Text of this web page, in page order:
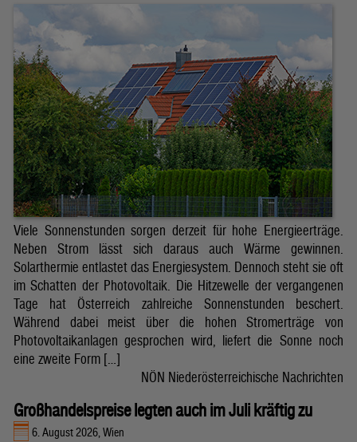
Viele Sonnenstunden sorgen derzeit für hohe Energieerträge.
Neben Strom lässt sich daraus auch Wärme gewinnen.
Solarthermie entlastet das Energiesystem. Dennoch steht sie oft
im Schatten der Photovoltaik. Die Hitzewelle der vergangenen
Tage hat Österreich zahlreiche Sonnenstunden beschert.
Während dabei meist über die hohen Stromerträge von
Photovoltaikanlagen gesprochen wird, liefert die Sonne noch
eine zweite Form […]
NÖN Niederösterreichische Nachrichten
Großhandelspreise legten auch im Juli kräftig zu
6. August 2026, Wien